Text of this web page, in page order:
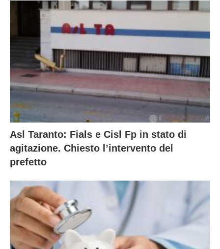
Asl Taranto: Fials e Cisl Fp in stato di
agitazione. Chiesto l’intervento del
prefetto